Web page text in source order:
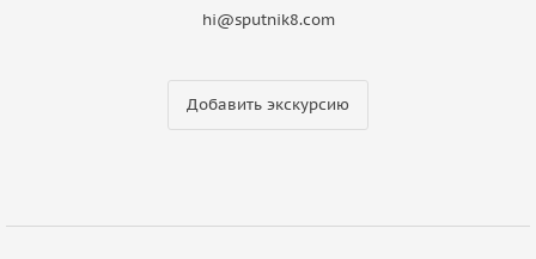
hi@sputnik8.com
Добавить экскурсию